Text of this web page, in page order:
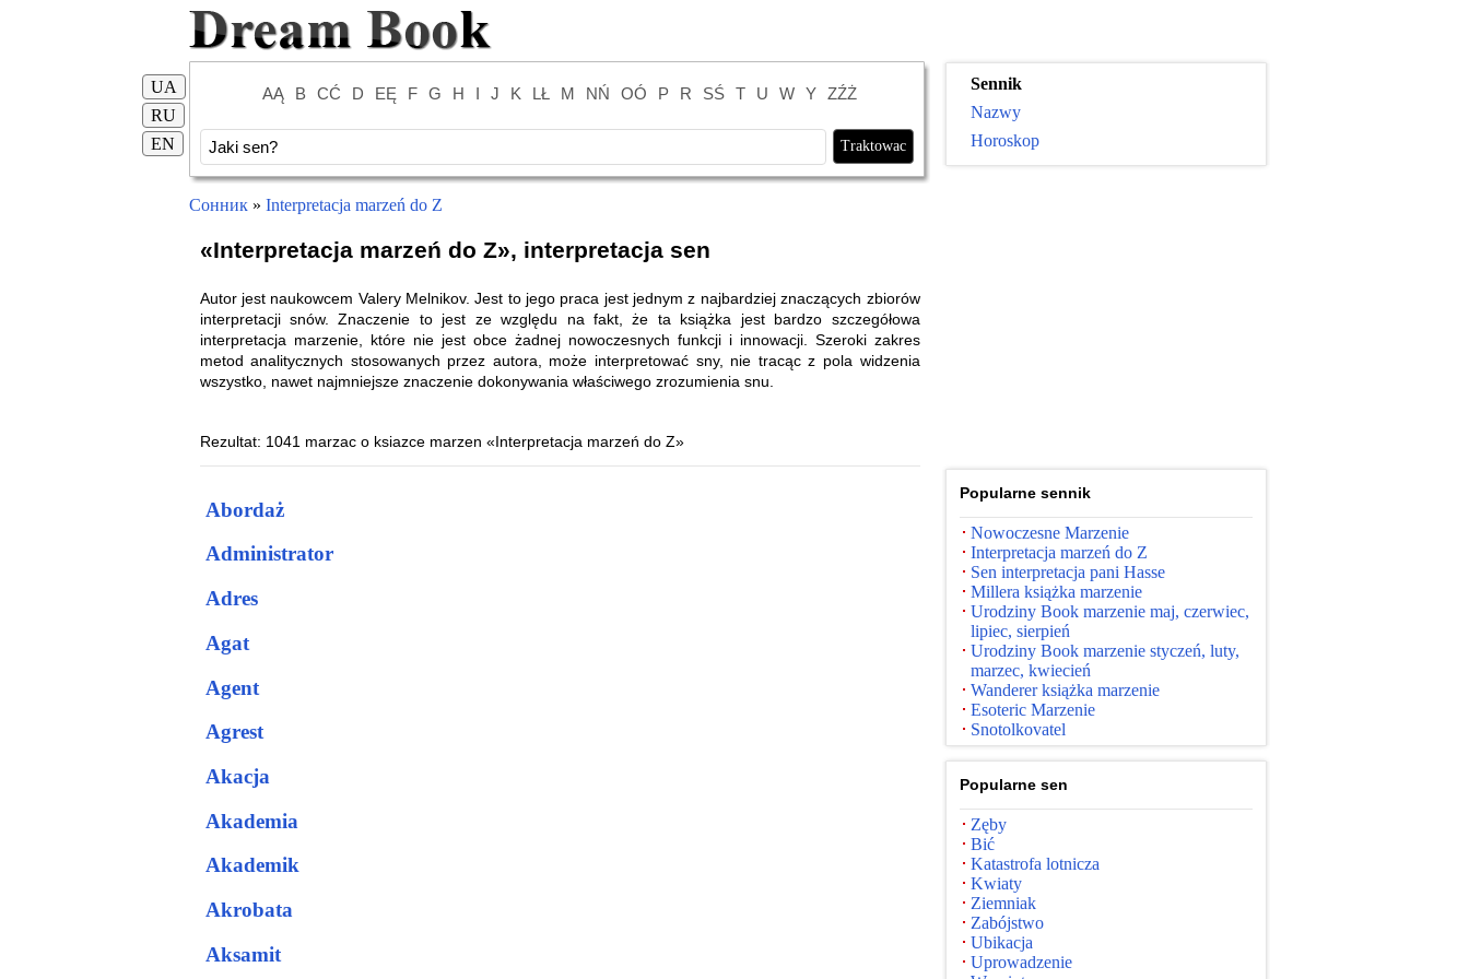
AĄ B CĆ D EĘ F G H I J K LŁ M NŃ OÓ P R SŚ T U W Y ZŹŻ
UA
RU
EN
Сонник» Interpretacja marzeń do Z
«Interpretacja marzeń do Z», interpretacja sen
Autor jest naukowcem Valery Melnikov. Jest to jego praca jest jednym z najbardziej znaczących zbiorów
interpretacji snów. Znaczenie to jest ze względu na fakt, że ta książka jest bardzo szczegółowa
interpretacja marzenie, które nie jest obce żadnej nowoczesnych funkcji i innowacji. Szeroki zakres
metod analitycznych stosowanych przez autora, może interpretować sny, nie tracąc z pola widzenia
wszystko, nawet najmniejsze znaczenie dokonywania właściwego zrozumienia snu.
Rezultat: 1041 marzac o ksiazce marzen «Interpretacja marzeń do Z»
Abordaż
Administrator
Adres
Agat
Agent
Agrest
Akacja
Akademia
Akademik
Akrobata
Aksamit
Sennik
Nazwy
Horoskop
Popularne sennik
Nowoczesne Marzenie
Interpretacja marzeń do Z
Sen interpretacja pani Hasse
Millera książka marzenie
Urodziny Book marzenie maj, czerwiec,
lipiec, sierpień
Urodziny Book marzenie styczeń, luty,
marzec, kwiecień
Wanderer książka marzenie
Esoteric Marzenie
Snotolkovatel
Popularne sen
Zęby
Bić
Katastrofa lotnicza
Kwiaty
Ziemniak
Zabójstwo
Ubikacja
Uprowadzenie